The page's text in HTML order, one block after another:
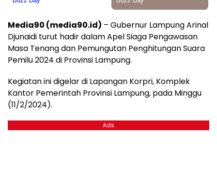
Media90 (media90.id) – Gubernur Lampung Arinal
Djunaidi turut hadir dalam Apel Siaga Pengawasan
Masa Tenang dan Pemungutan Penghitungan Suara
Pemilu 2024 di Provinsi Lampung.
Kegiatan ini digelar di Lapangan Korpri, Komplek
Kantor Pemerintah Provinsi Lampung, pada Minggu
(11/2/2024).
Ads